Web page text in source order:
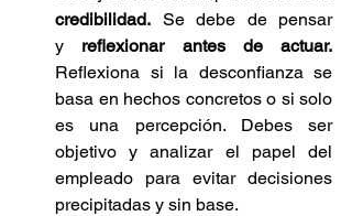
credibilidad. Se debe de pensar
y
Reflexiona si la desconfianza se
basa en hechos concretos o si solo
es una percepción. Debes ser
objetivo y analizar el papel del
empleado para evitar decisiones
precipitadas y sin base.